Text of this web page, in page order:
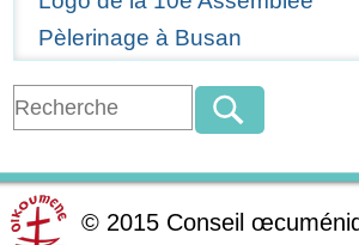
Pèlerinage à Busan
© 2015 Conseil